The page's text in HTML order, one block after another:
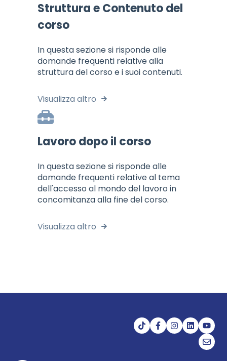
Struttura e Contenuto del
corso
In questa sezione si risponde alle
domande frequenti relative alla
struttura del corso e i suoi contenuti.
Visualizza altro
Lavoro dopo il corso
In questa sezione si risponde alle
domande frequenti relative al tema
dell'accesso al mondo del lavoro in
concomitanza alla fine del corso.
Visualizza altro